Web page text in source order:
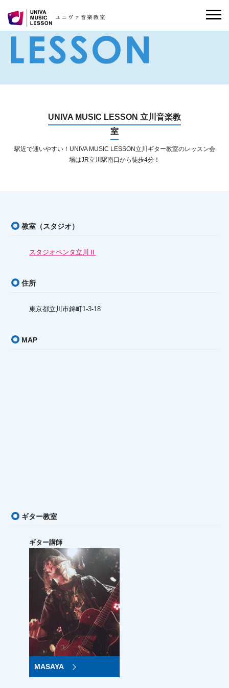
UNIVA MUSIC LESSON 立川音楽教
室
駅近で通いやすい！UNIVA MUSIC LESSON立川ギター教室のレッスン会
場はJR立川駅南口から徒歩4分！
教室（スタジオ）
スタジオペンタ立川Ⅱ
住所
東京都立川市錦町1-3-18
MAP
ギター教室
ギター講師
MASAYA